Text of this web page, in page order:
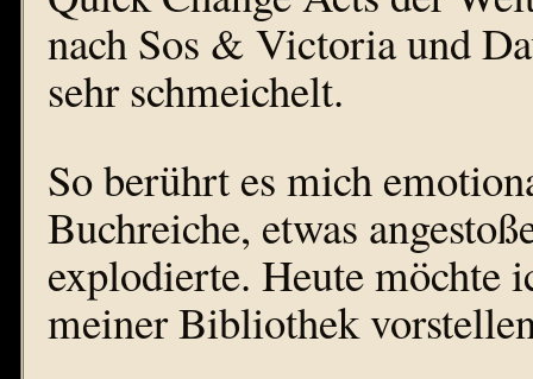
nach Sos & Victoria und
sehr schmeichelt.
So berührt es mich
Buchreiche, etwas
explodierte. Heute möchte
meiner Bibliothek